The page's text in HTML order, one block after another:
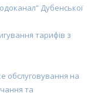
Дубенської
тарифів з
обслуговування на
та